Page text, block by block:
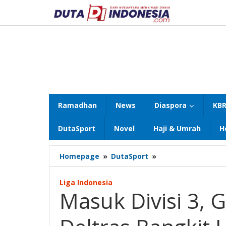
konten
Ramadhan News Diaspora
DutaSport Novel Haji & Umrah
Homepage » DutaSport »
Divisi
Muhdlor
Dukung
Liga Indonesia
Masuk Divisi 3,